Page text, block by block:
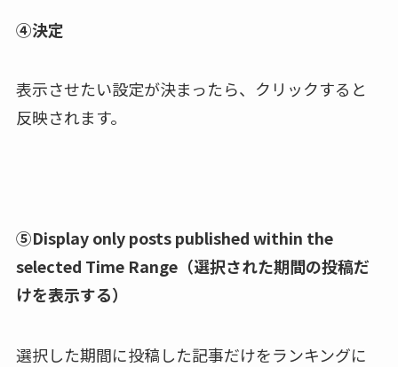
④決定
表示させたい設定が決まったら、クリックすると
反映されます。
⑤Display only posts published within the
selected Time Range（選択された期間の投稿だ
けを表示する）
選択した期間に投稿した記事だけをランキングに